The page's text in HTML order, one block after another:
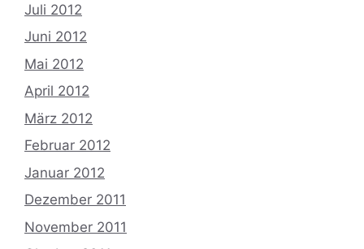
Juli 2012
Juni 2012
Mai 2012
April 2012
März 2012
Februar 2012
Januar 2012
Dezember 2011
November 2011